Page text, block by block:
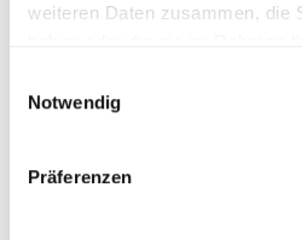
weiteren Daten zusammen, die
Notwendig
Präferenzen
Hinweis zur Grundierung